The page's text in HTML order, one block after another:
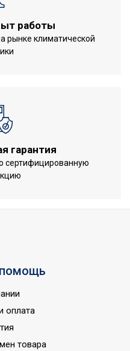
5 лет
0.4
пылевлагозащищенности
домом
15
Нет
15
работы
рынке климатической
гарантия
сертифицированную
оплата
товара